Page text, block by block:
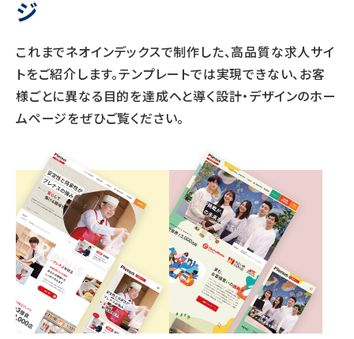
ジ
これまでネオインデックスで制作した、高品質な求人サイ
トをご紹介します。テンプレートでは実現できない、お客
様ごとに異なる目的を達成へと導く設計・デザインのホー
ムページをぜひご覧ください。